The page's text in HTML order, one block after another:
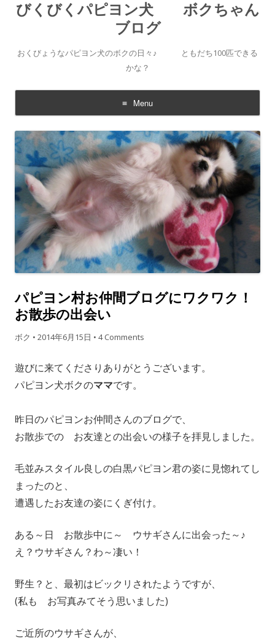
びくびくパピヨン犬 ボクちゃん
ブログ
おくびょうなパピヨン犬のボクの日々♪ ともだち100匹できる
かな？
Menu
Skip to content
パピヨン村お仲間ブログにワクワク！
お散歩の出会い
ボク • 2014年6月15日 • 4 Comments
遊びに来てくださりありがとうございます。
パピヨン犬ボクのママです。
昨日のパピヨンお仲間さんのブログで、
お散歩での お友達との出会いの様子を拝見しました。
毛並みスタイル良しの白黒パピヨン君の姿に見惚れてし
まったのと 、
遭遇したお友達の姿にくぎ付け。
ある～日 お散歩中に～ ウサギさんに出会った～♪
え？ウサギさん？わ～凄い！
野生？と、最初はビックリされたようですが、
(私も お写真みてそう思いました)
ご近所のウサギさんが、